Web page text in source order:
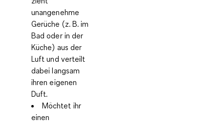
unangenehme
Gerüche (z. B. im
Bad oder in der
Küche) aus der
Luft und verteilt
dabei langsam
ihren eigenen
Duft.
Möchtet ihr
einen